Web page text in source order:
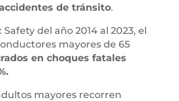
de tránsito.
del año 2014 al 2023, el
mayores de 65
en choques fatales
mayores recorren